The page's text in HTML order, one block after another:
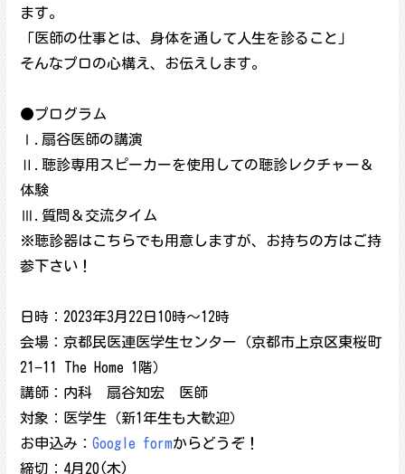
ます。
「医師の仕事とは、身体を通して人生を診ること」
そんなプロの心構え、お伝えします。
●プログラム
Ⅰ.扇谷医師の講演
Ⅱ.聴診専用スピーカーを使用しての聴診レクチャー＆
体験
Ⅲ.質問＆交流タイム
※聴診器はこちらでも用意しますが、お持ちの方はご持
参下さい！
日時：2023年3月22日10時～12時
会場：京都民医連医学生センター（京都市上京区東桜町
21−11 The Home 1階）
講師：内科 扇谷知宏 医師
対象：医学生（新1年生も大歓迎）
お申込み： Google formからどうぞ！
締切：4月20(木)